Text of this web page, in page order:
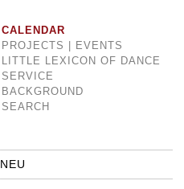
CALENDAR
PROJECTS | EVENTS
LITTLE LEXICON OF DANCE
SERVICE
BACKGROUND
SEARCH
NEU